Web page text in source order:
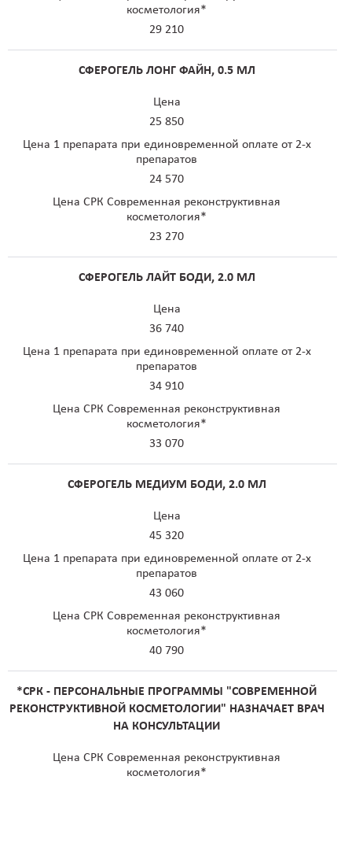
косметология*
29 210
СФЕРОГЕЛЬ ЛОНГ ФАЙН, 0.5 МЛ
Цена
25 850
Цена 1 препарата при единовременной оплате от 2-х
препаратов
24 570
Цена СРК Современная реконструктивная
косметология*
23 270
СФЕРОГЕЛЬ ЛАЙТ БОДИ, 2.0 МЛ
Цена
36 740
Цена 1 препарата при единовременной оплате от 2-х
препаратов
34 910
Цена СРК Современная реконструктивная
косметология*
33 070
СФЕРОГЕЛЬ МЕДИУМ БОДИ, 2.0 МЛ
Цена
45 320
Цена 1 препарата при единовременной оплате от 2-х
препаратов
43 060
Цена СРК Современная реконструктивная
косметология*
40 790
*СРК - ПЕРСОНАЛЬНЫЕ ПРОГРАММЫ "СОВРЕМЕННОЙ
РЕКОНСТРУКТИВНОЙ КОСМЕТОЛОГИИ" НАЗНАЧАЕТ ВРАЧ
НА КОНСУЛЬТАЦИИ
Цена СРК Современная реконструктивная
косметология*